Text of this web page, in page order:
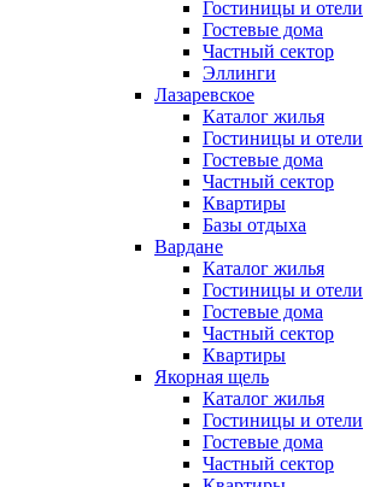
Гостиницы и отели
Гостевые дома
Частный сектор
Эллинги
Лазаревское
Каталог жилья
Гостиницы и отели
Гостевые дома
Частный сектор
Квартиры
Базы отдыха
Вардане
Каталог жилья
Гостиницы и отели
Гостевые дома
Частный сектор
Квартиры
Якорная щель
Каталог жилья
Гостиницы и отели
Гостевые дома
Частный сектор